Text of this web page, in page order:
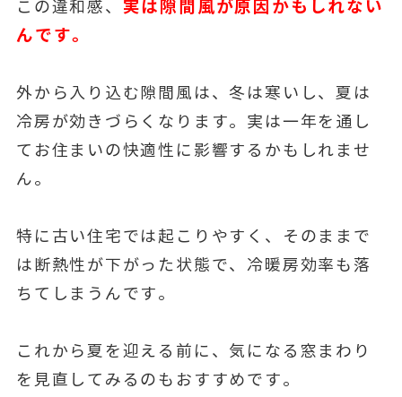
この違和感、 実は隙間風が原因かもしれない
んです。
外から入り込む隙間風は、冬は寒いし、夏は
冷房が効きづらくなります。実は一年を通し
てお住まいの快適性に影響するかもしれませ
ん。
特に古い住宅では起こりやすく、そのままで
は断熱性が下がった状態で、冷暖房効率も落
ちてしまうんです。
これから夏を迎える前に、気になる窓まわり
を見直してみるのもおすすめです。